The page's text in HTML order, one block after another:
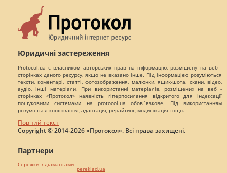
Юридичні застереження
Protocol.ua є власником авторських прав на інформацію, розміщену на веб -
сторінках даного ресурсу, якщо не вказано інше. Під інформацією розуміються
тексти, коментарі, статті, фотозображення, малюнки, ящик-шота, скани, відео,
аудіо, інші матеріали. При використанні матеріалів, розміщених на веб -
сторінках «Протокол» наявність гіперпосилання відкритого для індексації
пошуковими системами на protocol.ua обов`язкове. Під використанням
розуміється копіювання, адаптація, рерайтинг, модифікація тощо.
Повний текст
Copyright © 2014-2026 «Протокол». Всі права захищені.
Партнери
Сережки з діамантами
pereklad.ua